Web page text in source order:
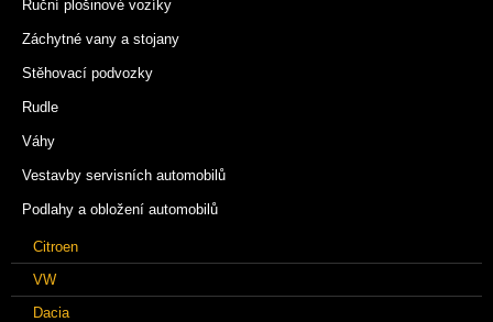
Ruční plošinové vozíky
Záchytné vany a stojany
Stěhovací podvozky
Rudle
Váhy
Vestavby servisních automobilů
Podlahy a obložení automobilů
Citroen
VW
Dacia